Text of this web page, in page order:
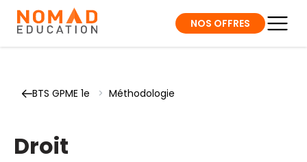
NOS OFFRES
BTS GPME 1e > Méthodologie
Droit